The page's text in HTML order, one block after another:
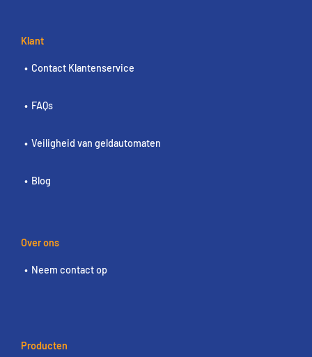
Klant
Contact Klantenservice
FAQs
Veiligheid van geldautomaten
Blog
Over ons
Neem contact op
Producten